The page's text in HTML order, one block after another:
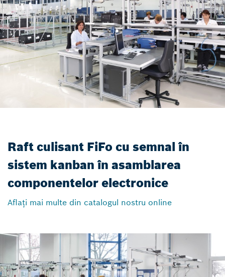
Raft culisant FiFo cu semnal în
sistem kanban în asamblarea
componentelor electronice
Aflați mai multe din catalogul nostru online